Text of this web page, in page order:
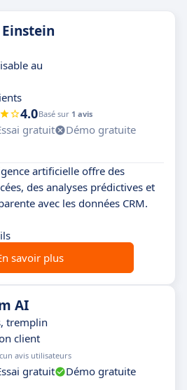
au
4.0Basé sur 1 avis
gratuit
Démo gratuite
artificielle offre des
des analyses prédictives et
avec les données CRM.
savoir plus
AI
tremplin
client
avis utilisateurs
gratuit
Démo gratuite